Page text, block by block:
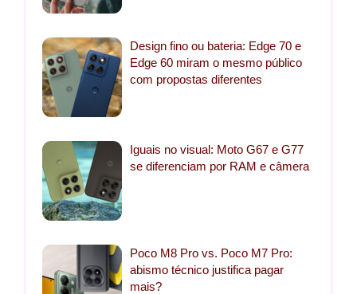
Design fino ou bateria: Edge 70 e
Edge 60 miram o mesmo público
com propostas diferentes
Iguais no visual: Moto G67 e G77
se diferenciam por RAM e câmera
Poco M8 Pro vs. Poco M7 Pro:
abismo técnico justifica pagar
mais?